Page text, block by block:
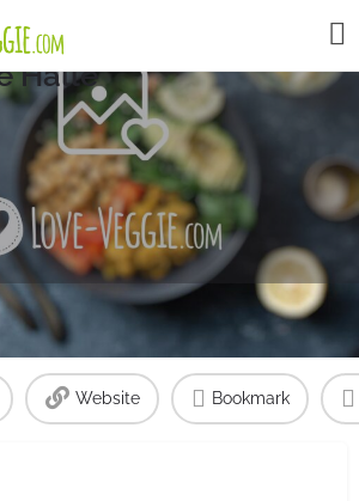
an der
Halle
0
Website Bookmark